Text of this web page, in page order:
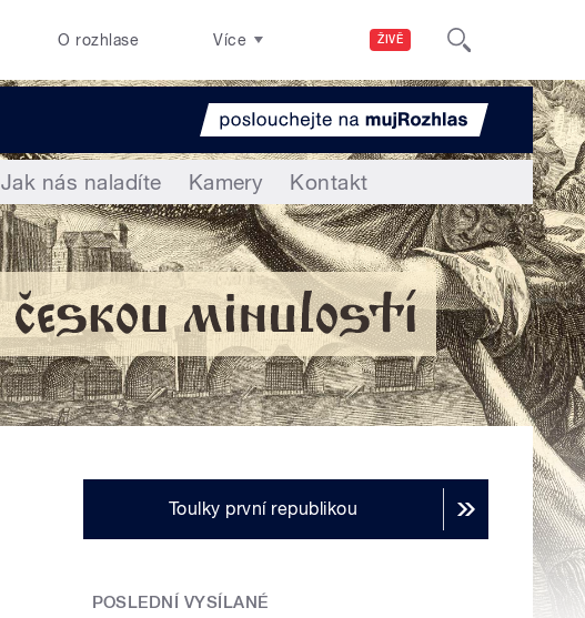
ŽIVĚ
O rozhlase Více
Jak nás naladíte Kamery Kontakt
Toulky první republikou
POSLEDNÍ VYSÍLANÉ